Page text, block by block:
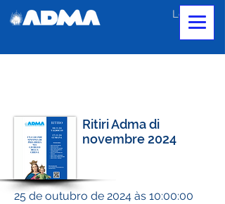
Login
Ritiri Adma di
novembre 2024
25 de outubro de 2024 às 10:00:00